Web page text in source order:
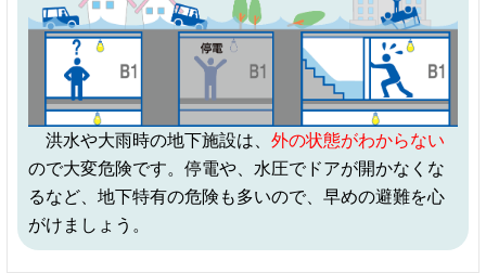
洪水や大雨時の地下施設は、 外の状態がわからない
ので大変危険です。停電や、水圧でドアが開かなくな
るなど、地下特有の危険も多いので、早めの避難を心
がけましょう。